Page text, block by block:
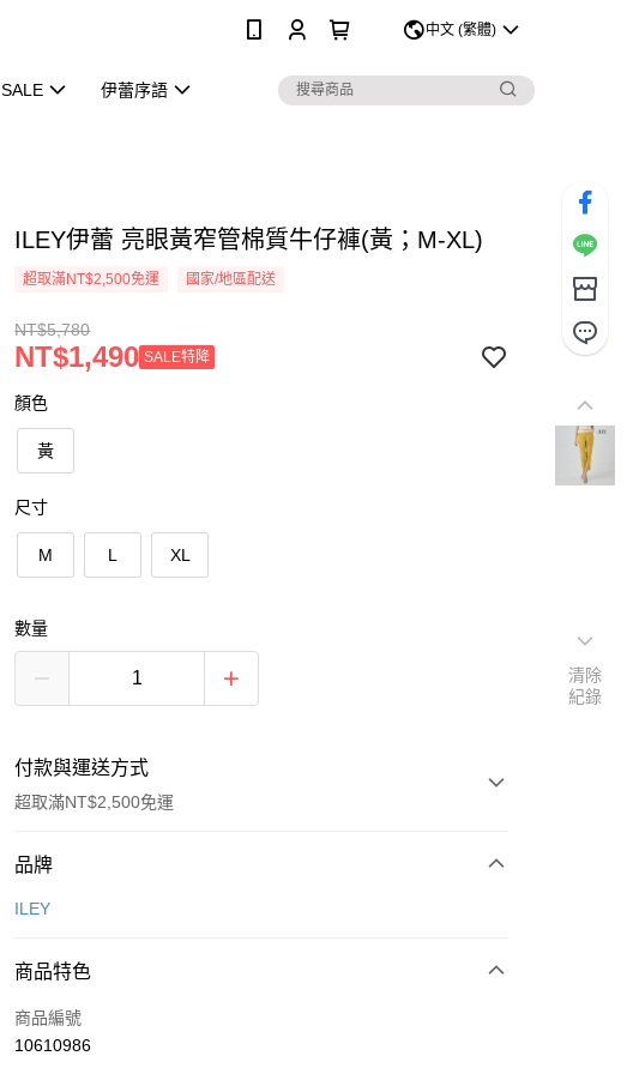
中文 (繁體)
SALE 伊蕾序語
ILEY伊蕾 亮眼黃窄管棉質牛仔褲(黃；M-XL)
超取滿NT$2,500免運 國家/地區配送
NT$5,780
NT$1,490 SALE特降
顏色
黃
尺寸
M L XL
數量
付款與運送方式
超取滿NT$2,500免運
付款方式
信用卡一次付款
合作金庫商業銀行
華南商業銀行
超商取貨付款
品牌
ILEY
商品特色
商品編號
10610986
清除
紀錄